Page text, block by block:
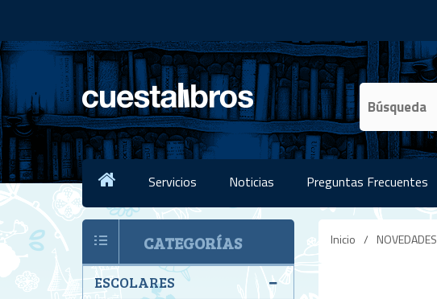
Servicios Noticias Preguntas Frecuentes
Inicio / NOVEDADES
CATEGORÍAS
ESCOLARES